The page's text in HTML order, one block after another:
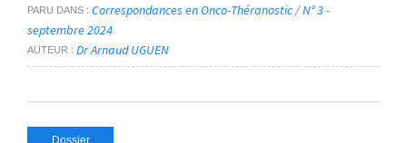
PARU DANS
Correspondances en Onco-Théranostic / N° 3 -
septembre 2024
AUTEUR Dr Arnaud UGUEN